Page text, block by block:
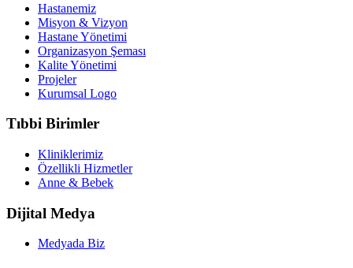
Hastanemiz
Misyon & Vizyon
Hastane Yönetimi
Organizasyon Şeması
Kalite Yönetimi
Projeler
Kurumsal Logo
Tıbbi Birimler
Kliniklerimiz
Özellikli Hizmetler
Anne & Bebek
Dijital Medya
Medyada Biz